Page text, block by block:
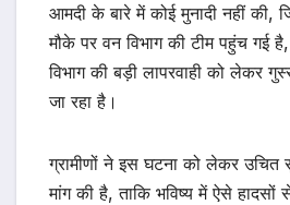
आमदी के बारे में कोई मुनादी नहीं की,
मौके पर वन विभाग की टीम पहुंच गई
विभाग की बड़ी लापरवाही को लेकर
जा रहा है।
ग्रामीणों ने इस घटना को लेकर उचित
मांग की है, ताकि भविष्य में ऐसे